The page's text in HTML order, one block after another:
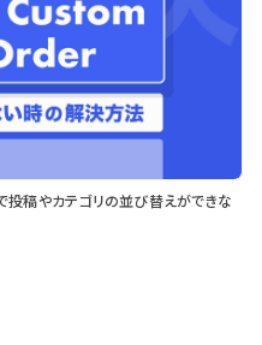
投稿やカテゴリの並び替えができな